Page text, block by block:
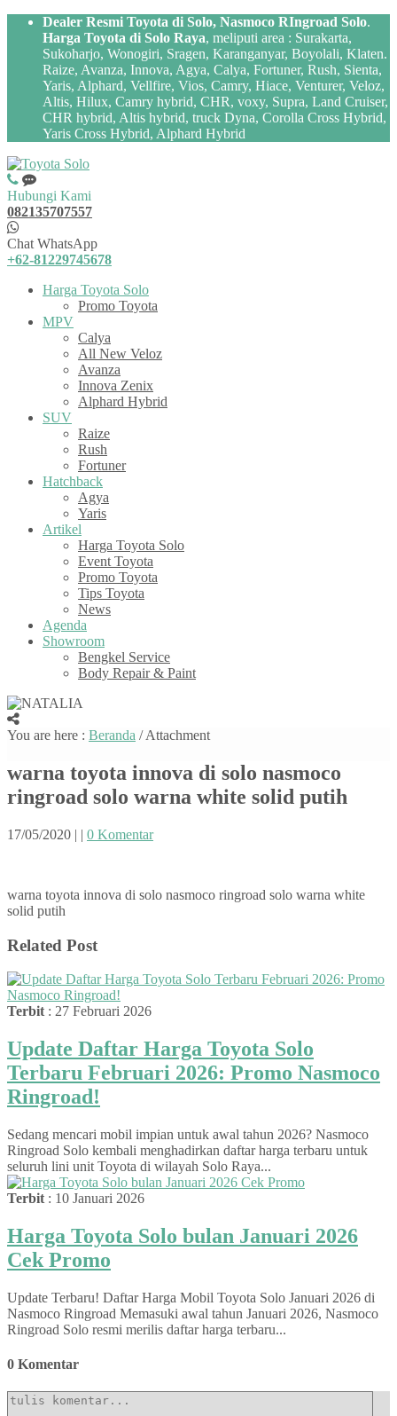
Dealer Resmi Toyota di Solo, Nasmoco RIngroad Solo.
Harga Toyota di Solo Raya, meliputi area : Surakarta,
Sukoharjo, Wonogiri, Sragen, Karanganyar, Boyolali, Klaten.
Raize, Avanza, Innova, Agya, Calya, Fortuner, Rush, Sienta,
Yaris, Alphard, Vellfire, Vios, Camry, Hiace, Venturer, Veloz,
Altis, Hilux, Camry hybrid, CHR, voxy, Supra, Land Cruiser,
CHR hybrid, Altis hybrid, truck Dyna, Corolla Cross Hybrid,
Yaris Cross Hybrid, Alphard Hybrid
Hubungi Kami
082135707557
Chat WhatsApp
+62-81229745678
Harga Toyota Solo
Promo Toyota
MPV
Calya
All New Veloz
Avanza
Innova Zenix
Alphard Hybrid
SUV
Raize
Rush
Fortuner
Hatchback
Agya
Yaris
Artikel
Harga Toyota Solo
Event Toyota
Promo Toyota
Tips Toyota
News
Agenda
Showroom
Bengkel Service
Body Repair & Paint
You are here : Beranda / Attachment
warna toyota innova di solo nasmoco
ringroad solo warna white solid putih
17/05/2020 | | 0 Komentar
warna toyota innova di solo nasmoco ringroad solo warna white
solid putih
Related Post
Terbit : 27 Februari 2026
Update Daftar Harga Toyota Solo
Terbaru Februari 2026: Promo Nasmoco
Ringroad!
Sedang mencari mobil impian untuk awal tahun 2026? Nasmoco
Ringroad Solo kembali menghadirkan daftar harga terbaru untuk
seluruh lini unit Toyota di wilayah Solo Raya...
Terbit : 10 Januari 2026
Harga Toyota Solo bulan Januari 2026
Cek Promo
Update Terbaru! Daftar Harga Mobil Toyota Solo Januari 2026 di
Nasmoco Ringroad Memasuki awal tahun Januari 2026, Nasmoco
Ringroad Solo resmi merilis daftar harga terbaru...
0 Komentar